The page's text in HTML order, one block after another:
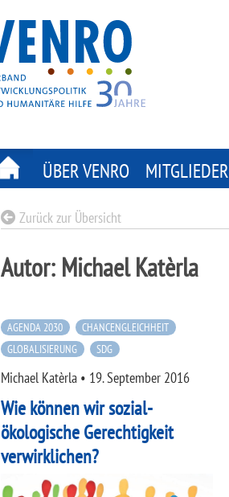
ÜBER VENRO MITGLIEDER
Zurück zur Übersicht
Autor: Michael Katèrla
AGENDA 2030
CHANCENGLEICHHEIT
GLOBALISIERUNG
SDG
Michael Katèrla • 19. September 2016
Wie können wir sozial-
ökologische Gerechtigkeit
verwirklichen?